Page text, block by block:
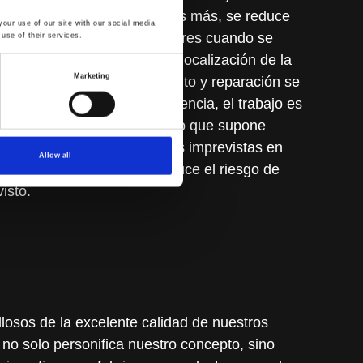
use of our site with our social media,
of their services.
Marketing
Allow all
de dos a tres veces más. Es más, se reduce
de rodaje de los buldóceres cuando se
Por último, al facilitar la relocalización de la
las tareas de mantenimiento y reparación se
controladas; en consecuencia, el trabajo es
que se reduce el riesgo que supone
in situ y reparaciones imprevistas en
mantenimiento y se reduce el riesgo de
de la excelente calidad de nuestros
solo personifica nuestro concepto, sino